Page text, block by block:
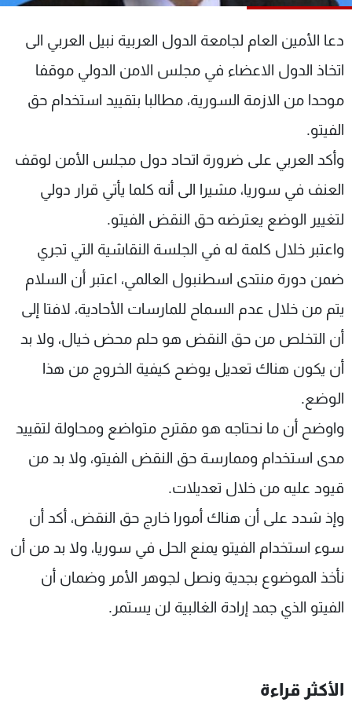
دعا الأمين العام لجامعة الدول العربية نبيل العربي الى
اتخاذ الدول الاعضاء في مجلس الامن الدولي موقفا
موحدا من الازمة السورية، مطالبا بتقييد استخدام حق
الفيتو.
وأكد العربي على ضرورة اتحاد دول مجلس الأمن لوقف
العنف في سوريا، مشيرا الى أنه كلما يأتي قرار دولي
لتغيير الوضع يعترضه حق النقض الفيتو.
واعتبر خلال كلمة له في الجلسة النقاشية التي تجري
ضمن دورة منتدى اسطنبول العالمي، اعتبر أن السلام
يتم من خلال عدم السماح للمارسات الأحادية، لافتا إلى
أن التخلص من حق النقض هو حلم محض خيال، ولا بد
أن يكون هناك تعديل يوضح كيفية الخروج من هذا
الوضع.
واوضح أن ما نحتاجه هو مقترح متواضع ومحاولة لتقييد
مدى استخدام وممارسة حق النقض الفيتو، ولا بد من
قيود عليه من خلال تعديلات.
وإذ شدد على أن هناك أمورا خارج حق النقض، أكد أن
سوء استخدام الفيتو يمنع الحل في سوريا، ولا بد من أن
نأخذ الموضوع بجدية ونصل لجوهر الأمر وضمان أن
الفيتو الذي جمد إرادة الغالبية لن يستمر.
الأكثر قراءة
الترددات
الإنـتـاج
لاعلاناتكم
تواصل معنا